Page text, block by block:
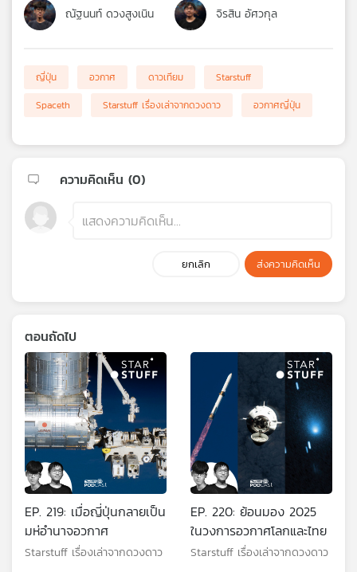
แผนที่
วิทยุ
ณัฐนนท์ ดวงสูงเนิน จิรสิน อัศวกุล
ญี่ปุ่น อวกาศ ดาวเทียม
Starstuff
Spaceth
Starstuff เรื่องเล่าจากดวงดาว อวกาศญี่ปุ่น
ความคิดเห็น (0)
ยกเลิก ส่งความคิดเห็น
ตอนถัดไป
EP. 219: เมื่อญี่ปุ่นกลายเป็น
มห่อำนาจอวกาศ
Starstuff เรื่องเล่าจากดวงดาว
EP. 220: ย้อนมอง 2025
ในวงการอวกาศโลกและไทย
Starstuff เรื่องเล่าจากดวงดาว